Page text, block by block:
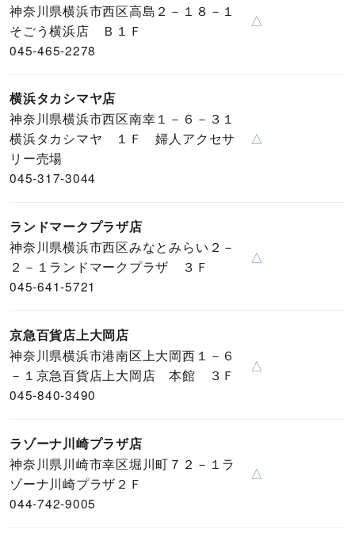
神奈川県横浜市西区高島２－１８－１
そごう横浜店 Ｂ１Ｆ
045-465-2278
△
横浜タカシマヤ店
神奈川県横浜市西区南幸１－６－３１
横浜タカシマヤ １Ｆ 婦人アクセサ
リー売場
045-317-3044
△
ランドマークプラザ店
神奈川県横浜市西区みなとみらい２－
２－１ランドマークプラザ ３Ｆ
045-641-5721
△
京急百貨店上大岡店
神奈川県横浜市港南区上大岡西１－６
－１京急百貨店上大岡店 本館 ３Ｆ
045-840-3490
△
ラゾーナ川崎プラザ店
神奈川県川崎市幸区堀川町７２－１ラ
ゾーナ川崎プラザ２Ｆ
044-742-9005
△